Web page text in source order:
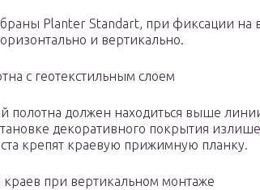
Planter Standart, при фиксации на
и вертикально.
с геотекстильным слоем
полотна должен находиться выше
декоративного покрытия
крепят краевую прижимную планку.
при вертикальном монтаже